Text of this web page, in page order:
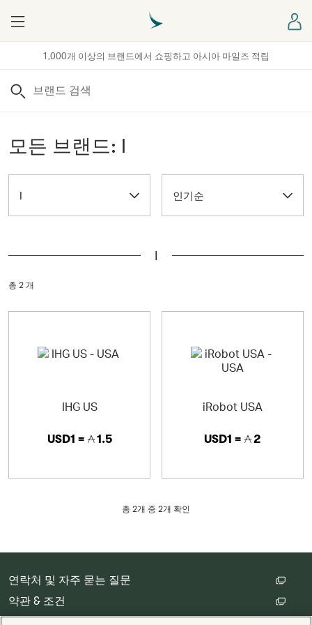
1,000개 이상의 브랜드에서 쇼핑하고 아시아 마일즈 적립
Menu
검색
모든 브랜드: I
I 인기순
총 2 개
IHG US
USD1 = 1.5
iRobot USA
USD1 = 2
총 2개 중 2개 확인
연락처 및 자주 묻는 질문
약관 & 조건